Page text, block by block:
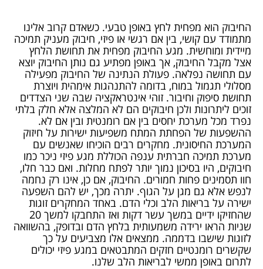
החיבוק הוא מפחית לחץ באופן טבעי. כשאדם קרוב אלינו
מתמודד עם קושי, בין אם רגשי או פיזי, חיבוק מעניק תמיכה
מיידית ומוחשית. מגע החיבוק מפחית את תחושת הלחץ
אצל מקבל החיבוק, אך באופן מפתיע גם נותן החיבוק יוצא
עם תחושה נפלאה. פעולת הנתינה של החיבוק מפעילה
מסלולי תגמול במוח, בדומה להתנהגות אימהית ויוצרת
תחושת סיפוק וחיבור. זוהי אינטראקציה שבה שני הצדדים
זוכים ליתרונות ולכן חיבוקים הם לא המלצה אלא חלק בלתי
נפרד מכל מערכת יחסים בין אם רומנטית ובין אם לא.
ההשפעות של הפחתת המתח משפיעות ישירות על חיזוק
המערכת החיסונית. מחקרים רבים הוכיחו שאנשים עם
מערכת תמיכה חברתית ענפה הכוללת מגע פיזי ניכר כמו
חיבוקים, היו בסיכון נמוך יותר לפתח מחלות. ואם כבר חלו,
חוו תסמינים פחות חמורים. החיבוק, אם כן, אינו רק נחמה
לנפש אלא גם מגן על הגוף. יתרה מכך, יש להם השפעה
ישירה על בריאות הלב וכלי הדם. באחד המחקרים זוגות
שהחזיקו ידיים במשך עשר דקות ואז התחבקו למשך 20
שניות הראו ירידה משמעותית בלחץ הדם ובדופק, בהשוואה
לזוגות שישבו בדממה. ממצאים אלו מצביעים על כך
שקשרים רומנטיים חזקים המתבטאים במגע פיזי יכולים
לתרום באופן ממשי לבריאות הלב שלנו.